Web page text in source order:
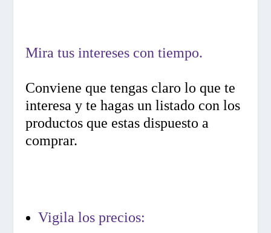
Mira tus intereses con tiempo.
Conviene que tengas claro lo que te
interesa y te hagas un listado con los
productos que estas dispuesto a
comprar.
Vigila los precios: